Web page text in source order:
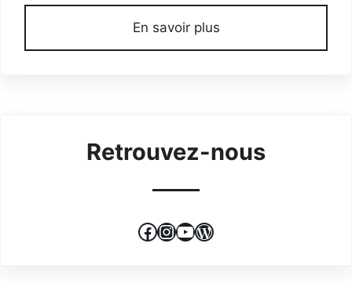
En savoir plus
Retrouvez-nous
Facebook
Instagram
YouTube
WordPress